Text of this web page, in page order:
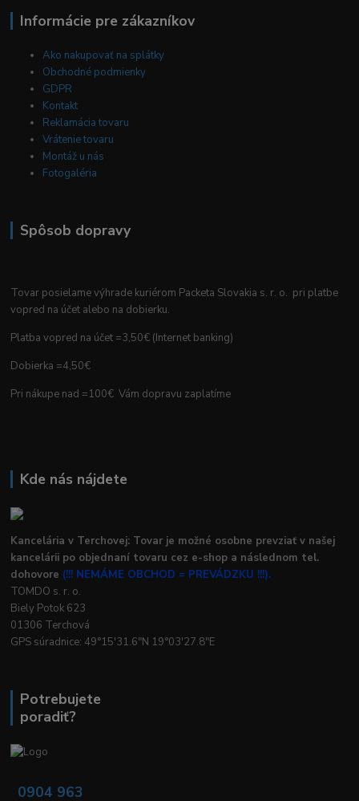
Informácie pre zákazníkov
Ako nakupovať na splátky
Obchodné podmienky
GDPR
Kontakt
Reklamácia tovaru
Vrátenie tovaru
Montáž u nás
Fotogaléria
Spôsob dopravy
Tovar posielame výhrade kuriérom Packeta Slovakia s. r. o. pri platbe
vopred na účet alebo na dobierku.
Platba vopred na účet =3,50€ (Internet banking)
Dobierka =4,50€
Pri nákupe nad =100€ Vám dopravu zaplatíme
Kde nás nájdete
Kancelária v Terchovej: Tovar je možné osobne prevziať v našej
kancelárii po objednaní tovaru cez e-shop a následnom tel.
dohovore (!!! NEMÁME OBCHOD = PREVÁDZKU !!!).
TOMDO s. r. o.
Biely Potok 623
01306 Terchová
GPS súradnice: 49°15'31.6"N 19°03'27.8"E
Potrebujete
poradiť?
0904 963